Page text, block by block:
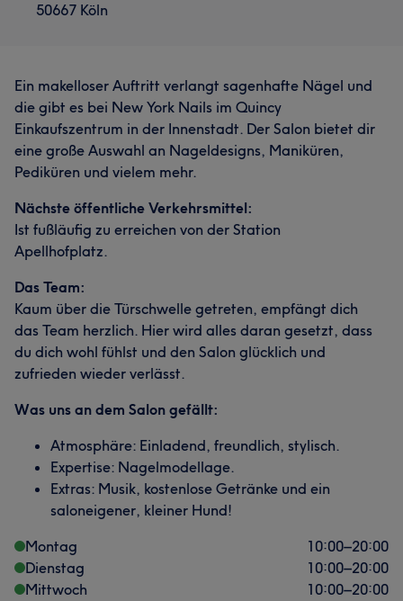
50667 Köln
Ein makelloser Auftritt verlangt sagenhafte Nägel und
die gibt es bei New York Nails im Quincy
Einkaufszentrum in der Innenstadt. Der Salon bietet dir
eine große Auswahl an Nageldesigns, Maniküren,
Pediküren und vielem mehr.
Nächste öffentliche Verkehrsmittel:
Ist fußläufig zu erreichen von der Station
Apellhofplatz.
Das Team:
Kaum über die Türschwelle getreten, empfängt dich
das Team herzlich. Hier wird alles daran gesetzt, dass
du dich wohl fühlst und den Salon glücklich und
zufrieden wieder verlässt.
Was uns an dem Salon gefällt:
Atmosphäre: Einladend, freundlich, stylisch.
Expertise: Nagelmodellage.
Extras: Musik, kostenlose Getränke und ein
saloneigener, kleiner Hund!
Montag
10:00–20:00
Dienstag
10:00–20:00
Mittwoch
10:00–20:00